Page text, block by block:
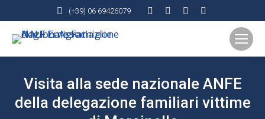
(+39) 06 69426079
Facebook
page
in
window
page
in
window
Rss
page
in
window
page
opens
in
window
Visita alla sede nazionale ANFE
della delegazione familiari vittime